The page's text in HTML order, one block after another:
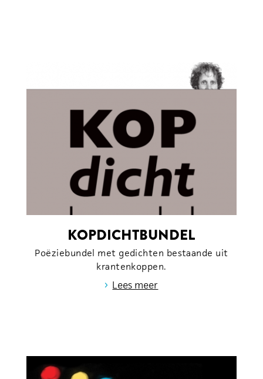
KOPDICHTBUNDEL
Poëziebundel met gedichten bestaande uit
krantenkoppen.
› Lees meer